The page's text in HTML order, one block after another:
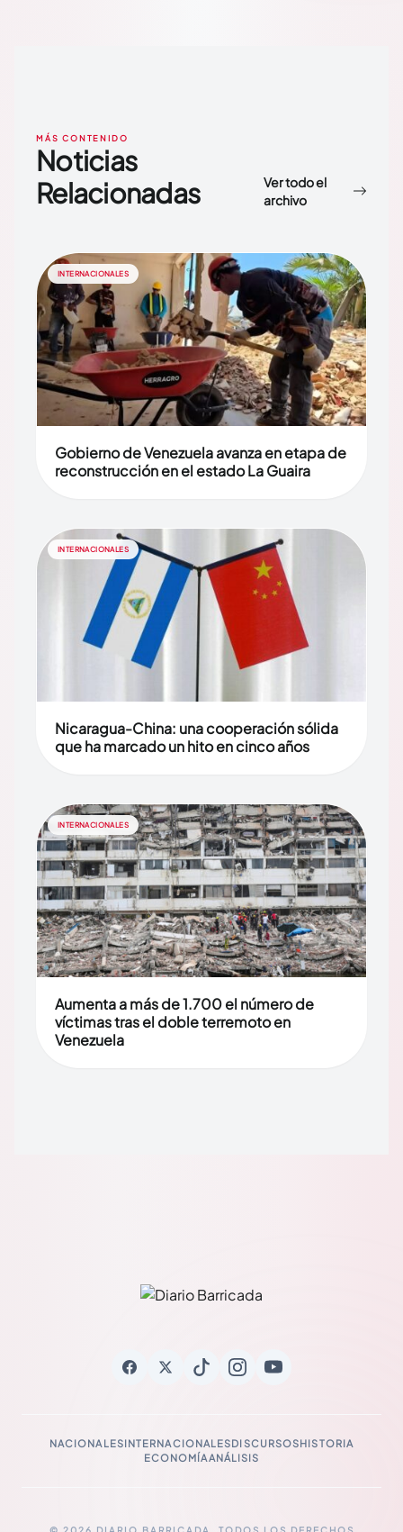
MÁS CONTENIDO
Noticias
Relacionadas
Ver todo el
archivo
INTERNACIONALES
Gobierno de Venezuela avanza en etapa de
reconstrucción en el estado La Guaira
INTERNACIONALES
Nicaragua-China: una cooperación sólida
que ha marcado un hito en cinco años
INTERNACIONALES
Aumenta a más de 1.700 el número de
víctimas tras el doble terremoto en
Venezuela
NACIONALESINTERNACIONALESDISCURSOSHISTORIA
ECONOMÍAANÁLISIS